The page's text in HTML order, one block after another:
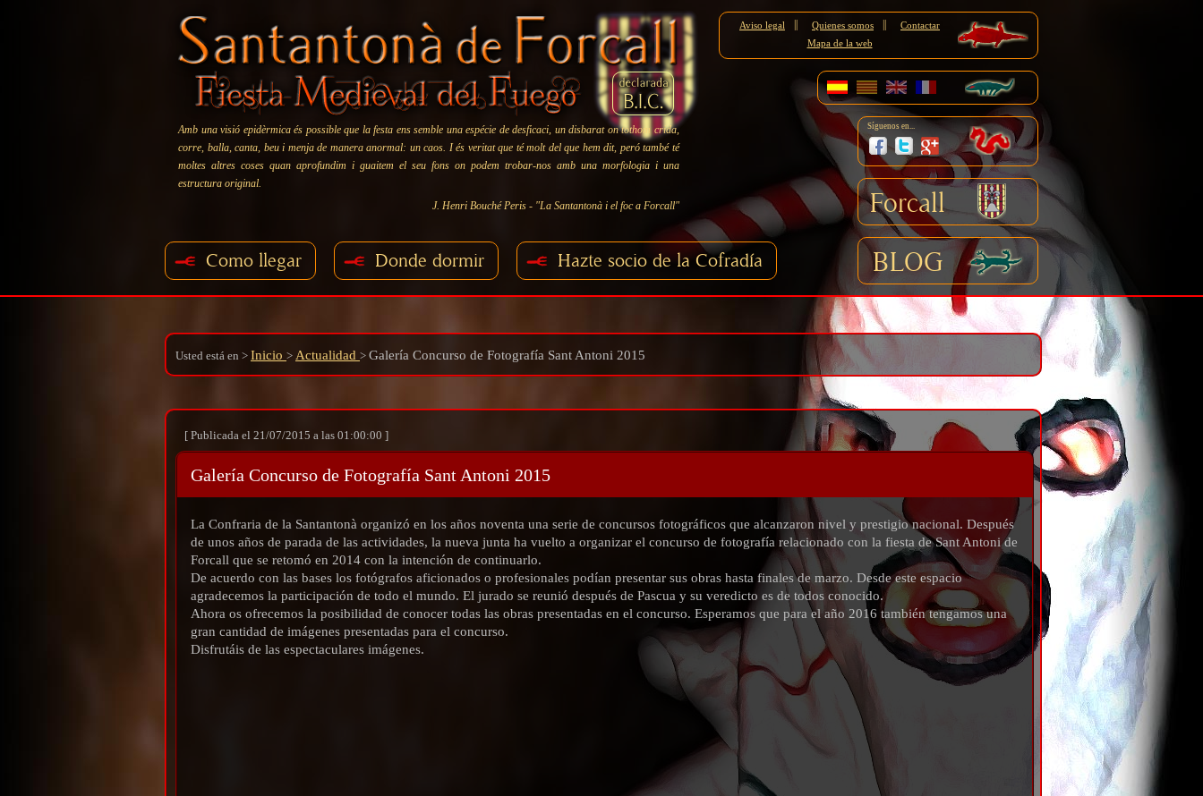
Amb una visió epidèrmica és possible que la festa ens semble una espécie de desficaci, un disbarat on tothom crida,
corre, balla, canta, beu i menja de manera anormal: un caos. I és veritat que té molt del que hem dit, peró també té
moltes altres coses quan aprofundim i guaitem el seu fons on podem trobar-nos amb una morfologia i una
estructura original.
J. Henri Bouché Peris - "La Santantonà i el foc a Forcall"
Aviso legal Quienes somos
Contactar
Mapa de la web
Síguenos en...
Forcall
BLOG
Como llegar Donde dormir Hazte socio de la Cofradía
Usted está en > Inicio > Actualidad > Galería Concurso de Fotografía Sant Antoni 2015
[ Publicada el 21/07/2015 a las 01:00:00 ]
Galería Concurso de Fotografía Sant Antoni 2015
La Confraria de la Santantonà organizó en los años noventa una serie de concursos fotográficos que alcanzaron nivel y prestigio nacional. Después
de unos años de parada de las actividades, la nueva junta ha vuelto a organizar el concurso de fotografía relacionado con la fiesta de Sant Antoni de
Forcall que se retomó en 2014 con la intención de continuarlo.
De acuerdo con las bases los fotógrafos aficionados o profesionales podían presentar sus obras hasta finales de marzo. Desde este espacio
agradecemos la participación de todo el mundo. El jurado se reunió después de Pascua y su veredicto es de todos conocido.
Ahora os ofrecemos la posibilidad de conocer todas las obras presentadas en el concurso. Esperamos que para el año 2016 también tengamos una
gran cantidad de imágenes presentadas para el concurso.
Disfrutáis de las espectaculares imágenes.